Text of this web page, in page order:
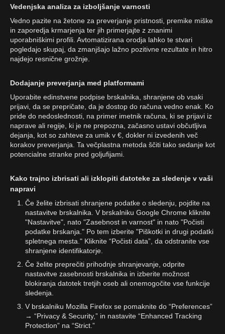
Vedenjska analiza za izboljšanje varnosti
Vedno pazite na žetone za preverjanje pristnosti, premike miške
in zaporedja krmarjenja ter jih primerjajte z znanimi
uporabniškimi profili. Avtomatizirana orodja lahko te stvari
pogledajo skupaj, da zmanjšajo lažno pozitivne rezultate in hitro
najdejo resnične grožnje.
Dodajanje preverjanja med platformami
Uporabite edinstvene podpise brskalnika, shranjene ob vsaki
prijavi, da se prepričate, da je dostop do računa vedno enak. Ko
pride do nedoslednosti, na primer imetnik računa, ki se prijavi iz
naprave ali regije, ki je ne prepozna, začasno ustavi občutljiva
dejanja, kot so zahteve za umik v €, dokler ni izvedenih več
korakov preverjanja. Ta večplastna metoda ščiti tako sedanje kot
potencialne stranke pred goljufijami.
Kako trajno izbrisati ali izklopiti datoteke za sledenje v vaši
napravi
Če želite izbrisati shranjene podatke o sledenju, pojdite na
nastavitve brskalnika. V brskalniku Google Chrome kliknite
"Nastavitve", nato "Zasebnost in varnost" in nato "Počisti
podatke brskanja." Po tem izberite "Piškotki in drugi podatki
spletnega mesta." Kliknite “Počisti data”, da odstranite vse
shranjene identifikatorje.
Če želite preprečiti prihodnje shranjevanje, odprite
nastavitve zasebnosti brskalnika in izberite možnost
blokiranja datotek tretjih oseb ali onemogočite vse funkcije
sledenja.
V brskalniku Mozilla Firefox se pomaknite do “Preferences”
→ “Privacy & Security,” in nastavite “Enhanced Tracking
Protection” na “Strict.”